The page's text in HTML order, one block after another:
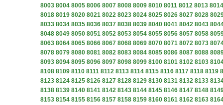
8003 8004 8005 8006 8007 8008 8009 8010 8011 8012 8013 8014
8018 8019 8020 8021 8022 8023 8024 8025 8026 8027 8028
8033 8034 8035 8036 8037 8038 8039 8040 8041 8042 8043
8048 8049 8050 8051 8052 8053 8054 8055 8056 8057 8058
8063 8064 8065 8066 8067 8068 8069 8070 8071 8072 8073
8078 8079 8080 8081 8082 8083 8084 8085 8086 8087 8088
8093 8094 8095 8096 8097 8098 8099 8100 8101 8102 8103
8108 8109 8110 8111 8112 8113 8114 8115 8116 8117 8118 8119
8123 8124 8125 8126 8127 8128 8129 8130 8131 8132 8133
8138 8139 8140 8141 8142 8143 8144 8145 8146 8147 8148
8153 8154 8155 8156 8157 8158 8159 8160 8161 8162 8163